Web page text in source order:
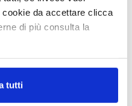
da accettare clicca
di più consulta la
tutti
CON
TÈ VERDE E